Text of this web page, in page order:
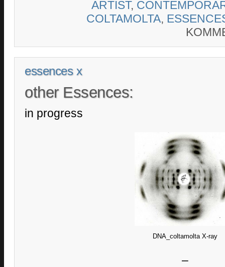
ARTIST,
COLTAMOLTA,
essences x
other Essences:
in progress
DNA_coltamolta X-ray
–